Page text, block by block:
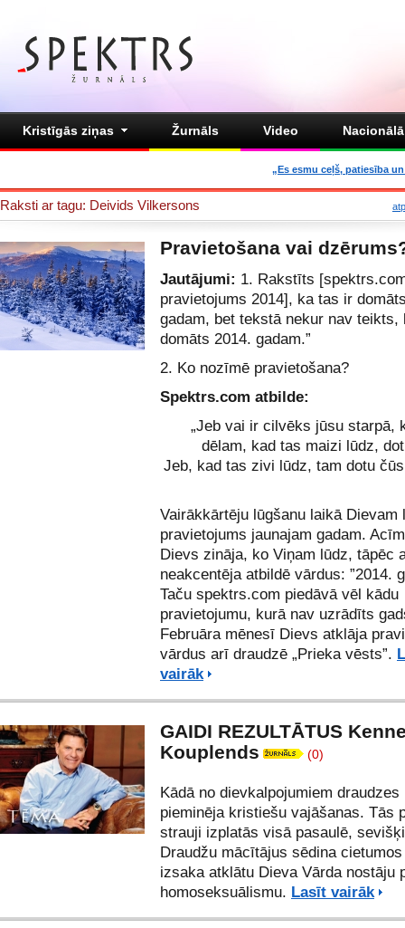
Kristīgās ziņas Žurnāls Video
„Es esmu ceļš, patiesība
Raksti ar tagu: Deivids Vilkersons
Pravietošana vai
Jautājumi: 1. Rakstīts
pravietojums 2014], ka tas ir
gadam, bet tekstā nekur nav teikts,
domāts 2014. gadam.”
2. Ko nozīmē pravietošana?
Spektrs.com atbilde:
„Jeb vai ir cilvēks jūsu starpā,
dēlam, kad tas maizi lūdz,
Jeb, kad tas zivi lūdz, tam dotu
Vairākkārtēju lūgšanu laikā Dievam
pravietojums jaunajam gadam.
Dievs zināja, ko Viņam lūdz, tāpēc
neakcentēja atbildē vārdus: ”2014.
Taču spektrs.com piedāvā vēl kādu
pravietojumu, kurā nav uzrādīts
Februāra mēnesī Dievs atklāja
vārdus arī draudzē „Prieka vēsts”.
vairāk
GAIDI REZULTĀTUS
Kouplends
(0)
Kādā no dievkalpojumiem
pieminēja kristiešu vajāšanas. Tās
strauji izplatās visā pasaulē,
Draudžu mācītājus sēdina
izsaka atklātu Dieva Vārda nostāju
homoseksuālismu. Lasīt vairāk